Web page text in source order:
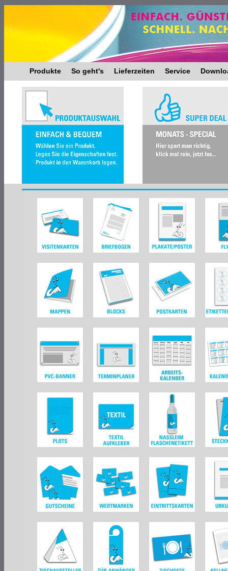
Produkte So geht's Lieferzeiten Service